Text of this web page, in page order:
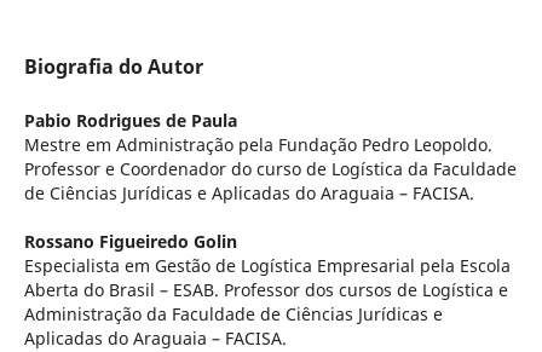
Biografia do Autor
Pabio Rodrigues de Paula
Mestre em Administração pela Fundação Pedro Leopoldo.
Professor e Coordenador do curso de Logística da Faculdade
de Ciências Jurídicas e Aplicadas do Araguaia – FACISA.
Rossano Figueiredo Golin
Especialista em Gestão de Logística Empresarial pela Escola
Aberta do Brasil – ESAB. Professor dos cursos de Logística e
Administração da Faculdade de Ciências Jurídicas e
Aplicadas do Araguaia – FACISA.